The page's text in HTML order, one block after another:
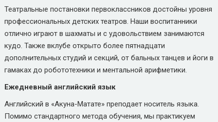
Театральные постановки первоклассников достойны уровня
профессиональных детских театров. Наши воспитанники
отлично играют в шахматы и с удовольствием занимаются
кудо. Также вклубе открыто более пятнадцати
дополнительных студий и секций, от бальных танцев и йоги в
гамаках до робототехники и ментальной арифметики.
Ежедневный английский язык
Английский в «Акуна-Матате» преподает носитель языка.
Помимо стандартного метода обучения, мы практикуем